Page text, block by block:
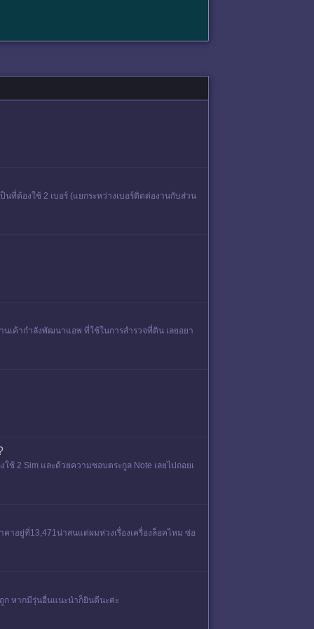
ที่ต้องใช้ 2 เบอร์ (แยกระหว่างเบอร์ติดต่องานกับส่วน
นเค้ากำลังพัฒนาแอพ ที่ใช้ในการสำรวจที่ดิน เลยอยา
ช้ 2 Sim และด้วยความชอบตระกูล Note เลยไปถอยเ
คาอยู่ที่13,471น่าสนแต่ผมห่วงเรื่องเครื่องล็อคไหม ซ่อ
ก หากมีรุ่นอื่นแนะนำก็ยินดีนะค่ะ